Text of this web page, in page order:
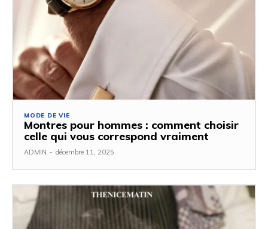
MODE DE VIE
Montres pour hommes : comment choisir
celle qui vous correspond vraiment
ADMIN - décembre 11, 2025